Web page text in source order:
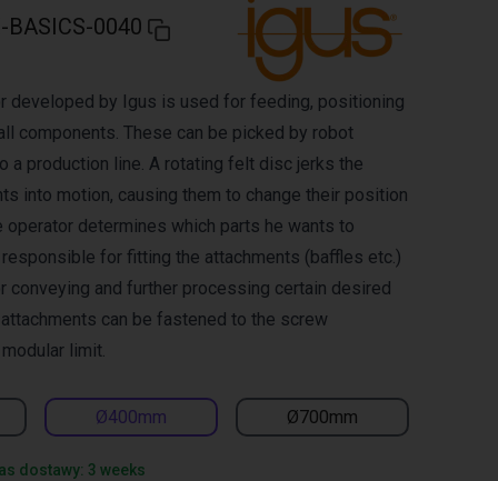
BASICS-0040
Ø400mm Ø700mm
developed by Igus is used for feeding, positioning
components. These can be picked by robot
a production line. A rotating felt disc jerks the
into motion, causing them to change their position
operator determines which parts he wants to
for fitting the attachments (baffles etc.)
conveying and further processing certain desired
can be fastened to the screw
limit.
dostawy: 3 weeks